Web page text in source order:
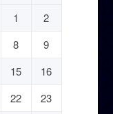
1
2
8
9
15
16
22 23